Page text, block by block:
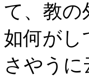
て、教の
如何がし
さやう